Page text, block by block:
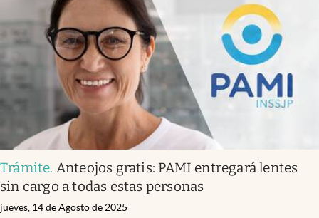
Trámite. Anteojos gratis: PAMI entregará lentes
sin cargo a todas estas personas
jueves, 14 de Agosto de 2025